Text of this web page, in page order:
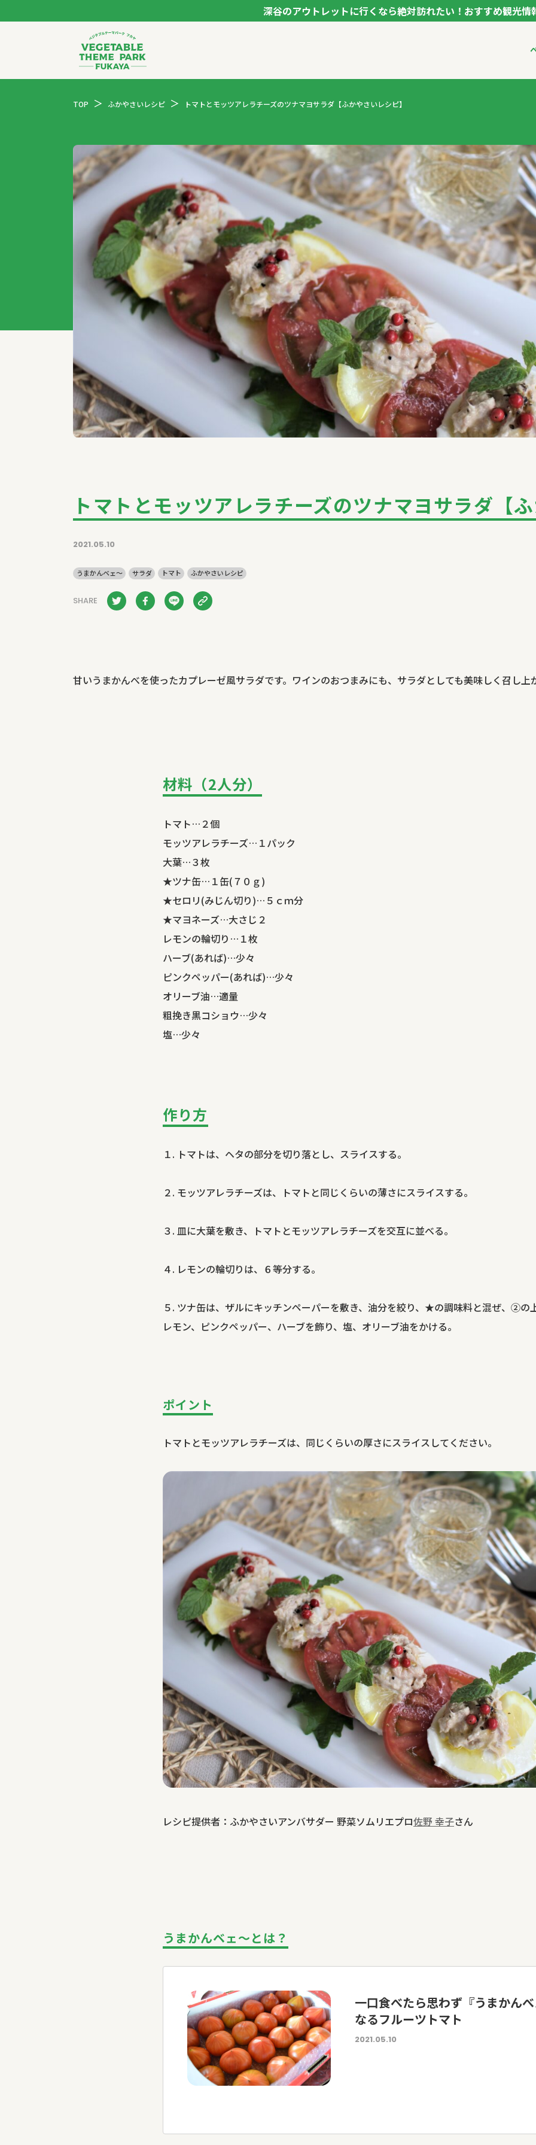
深谷のアウトレットに行くなら絶対訪れたい！おすすめ観光情
トップページ
モデルコース
スポット
イベント
体験
特集記事
お役立ち情報
レシピ集
TOP ふかやさいレシピ トマトとモッツアレラチーズのツナマヨサラダ【ふかやさいレシピ】
トマトとモッツアレラチーズのツナマヨサラダ【ふ
2021.05.10
うまかんベェ～ サラダ トマト ふかやさいレシピ
SHARE
甘いうまかんべを使ったカプレーゼ風サラダです。ワインのおつまみにも、サラダとしても美味しく召し上
材料（2人分）
トマト…２個
モッツアレラチーズ…１パック
大葉…３枚
★ツナ缶…１缶(７０ｇ)
★セロリ(みじん切り)…５ｃｍ分
★マヨネーズ…大さじ２
レモンの輪切り…１枚
ハーブ(あれば)…少々
ピンクペッパー(あれば)…少々
オリーブ油…適量
粗挽き黒コショウ…少々
塩…少々
作り方
１. トマトは、ヘタの部分を切り落とし、スライスする。
２. モッツアレラチーズは、トマトと同じくらいの薄さにスライスする。
３. 皿に大葉を敷き、トマトとモッツアレラチーズを交互に並べる。
４. レモンの輪切りは、６等分する。
５. ツナ缶は、ザルにキッチンペーパーを敷き、油分を絞り、★の調味料と混ぜ、②の
レモン、ピンクペッパー、ハーブを飾り、塩、オリーブ油をかける。
ポイント
トマトとモッツアレラチーズは、同じくらいの厚さにスライスしてください。
レシピ提供者：ふかやさいアンバサダー 野菜ソムリエプロ佐野 幸子さん
うまかんベェ～とは？
一口食べたら思わず『うまかん
なるフルーツトマト
2021.05.10